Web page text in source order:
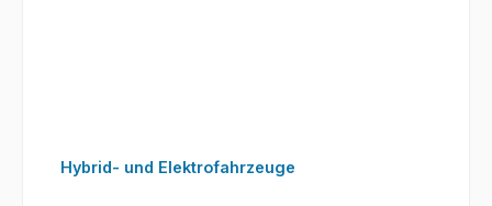
Hybrid- und Elektrofahrzeuge